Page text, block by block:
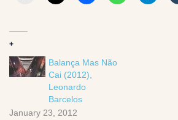
+
Balança Mas Não
Cai (2012),
Leonardo
Barcelos
January 23, 2012